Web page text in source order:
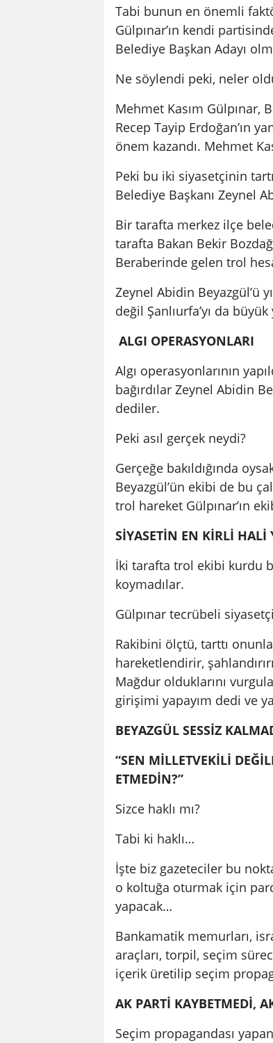
Tabi bunun en önemli
Gülpınar’ın kendi
Belediye Başkan Adayı
Ne söylendi peki, neler
Mehmet Kasım Gülpınar,
Recep Tayip Erdoğan’ın
önem kazandı. Mehmet
Peki bu iki siyasetçinin
Belediye Başkanı Zeynel
Bir tarafta merkez ilçe
tarafta Bakan Bekir Bozdağ
Beraberinde gelen trol
Zeynel Abidin Beyazgül’ü
değil Şanlıurfa’yı da büyük
ALGI OPERASYONLARI
Algı operasyonlarının
bağırdılar Zeynel Abidin
dediler.
Peki asıl gerçek neydi?
Gerçeğe bakıldığında
Beyazgül’ün ekibi de bu
trol hareket Gülpınar’ın
SİYASETİN EN KİRLİ HALİ
İki tarafta trol ekibi kurdu
koymadılar.
Gülpınar tecrübeli
Rakibini ölçtü, tarttı
hareketlendirir,
Mağdur olduklarını
girişimi yapayım dedi ve
BEYAZGÜL SESSİZ
“SEN MİLLETVEKİLİ
ETMEDİN?”
Sizce haklı mı?
Tabi ki haklı…
İşte biz gazeteciler bu
o koltuğa oturmak için
yapacak…
Bankamatik memurları,
araçları, torpil, seçim
içerik üretilip seçim
AK PARTİ KAYBETMEDİ,
Seçim propagandası